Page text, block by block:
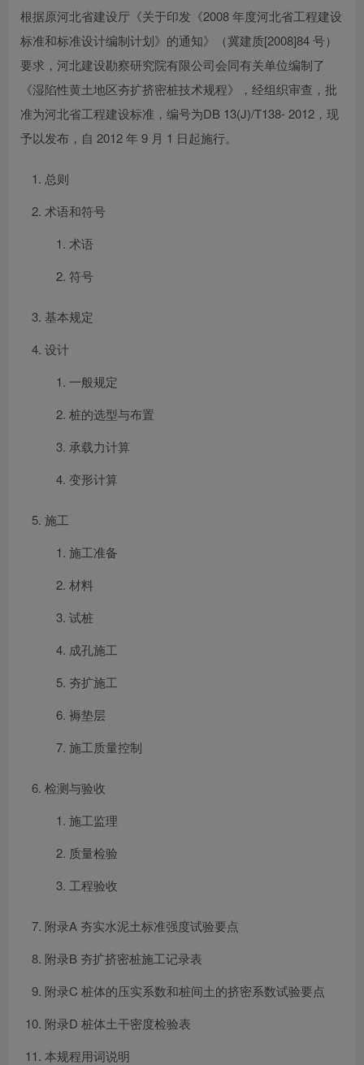
根据原河北省建设厅《关于印发《2008 年度河北省工程建设
标准和标准设计编制计划》的通知》（冀建质[2008]84 号）
要求，河北建设勘察研究院有限公司会同有关单位编制了
《湿陷性黄土地区夯扩挤密桩技术规程》，经组织审查，批
准为河北省工程建设标准，编号为DB 13(J)/T138- 2012，现
予以发布，自 2012 年 9 月 1 日起施行。
总则
术语和符号
术语
符号
基本规定
设计
一般规定
桩的选型与布置
承载力计算
变形计算
施工
施工准备
材料
试桩
成孔施工
夯扩施工
褥垫层
施工质量控制
检测与验收
施工监理
质量检验
工程验收
附录A 夯实水泥土标准强度试验要点
附录B 夯扩挤密桩施工记录表
附录C 桩体的压实系数和桩间土的挤密系数试验要点
附录D 桩体土干密度检验表
本规程用词说明